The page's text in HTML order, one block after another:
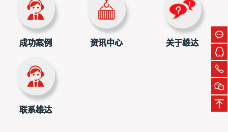
要食品进口来源国，此次关税调整将扩大其对美出口，提升
农产品竞争力，增强其在国际贸易谈判中的话语权。
成功案例 资讯中心 关于雄达
联系雄达